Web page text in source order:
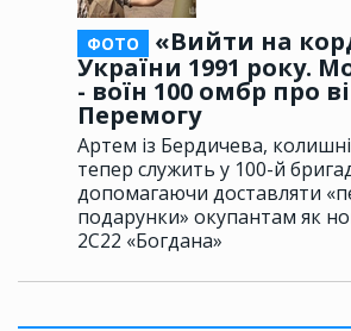
ФОТО
«Вийти на
України 1991 року.
- воїн 100 омбр про
Перемогу
Артем із Бердичева,
тепер служить у 100-й
допомагаючи доставляти
подарунки» окупантам як
2С22 «Богдана»